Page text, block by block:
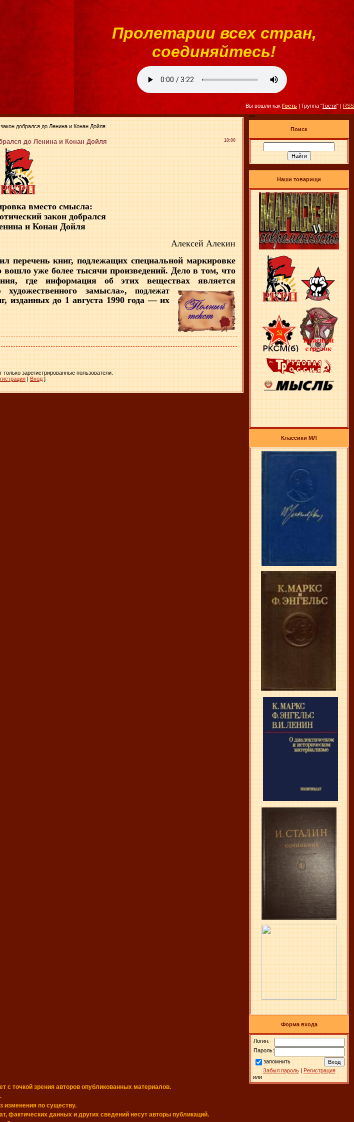
Пролетарии всех стран,
соединяйтесь!
Вы вошли как Гость | Группа "Гости" | RSS
добрался до Ленина и Конан Дойля
10:00
до Ленина и Конан Дойля
вместо смысла:
закон добрался
и Конан Дойля
Алексей Алекин
перечень книг, подлежащих специальной маркировке
вошло уже более тысячи произведений. Дело в том, что
где информация об этих веществах является
замысла», подлежат
изданных до 1 августа 1990 года — их
зарегистрированные пользователи.
| Вход ]
***
Поиск
Наши товарищи
Классики МЛ
Форма входа
Логин:
Пароль:
запомнить
Забыл пароль| Регистрация
или
с точкой зрения авторов опубликованных материалов.
изменения по существу.
фактических данных и других сведений несут авторы публикаций.